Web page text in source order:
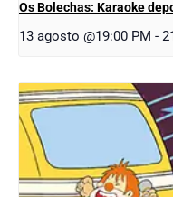
Os Bolechas: Karaoke
13 agosto @19:00 PM -